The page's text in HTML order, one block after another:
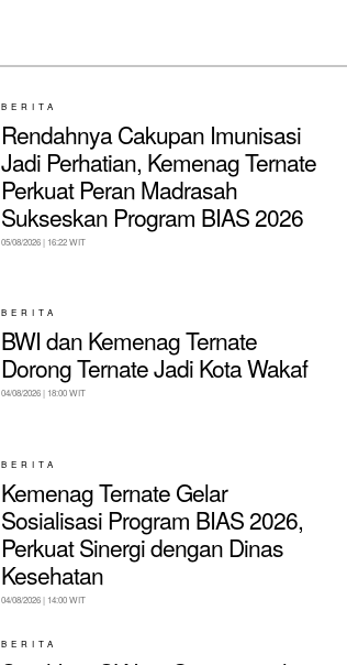
BERITA
Rendahnya Cakupan Imunisasi
Jadi Perhatian, Kemenag Ternate
Perkuat Peran Madrasah
Sukseskan Program BIAS 2026
05/08/2026 | 16:22 WIT
BERITA
BWI dan Kemenag Ternate
Dorong Ternate Jadi Kota Wakaf
04/08/2026 | 18:00 WIT
BERITA
Kemenag Ternate Gelar
Sosialisasi Program BIAS 2026,
Perkuat Sinergi dengan Dinas
Kesehatan
04/08/2026 | 14:00 WIT
BERITA